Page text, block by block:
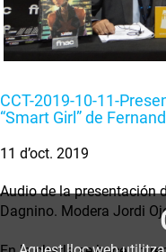
CCT-2019-10-11-
“Smart Girl” de
11 d’oct. 2019
Audio de la presentación
Dagnino. Modera Jordi